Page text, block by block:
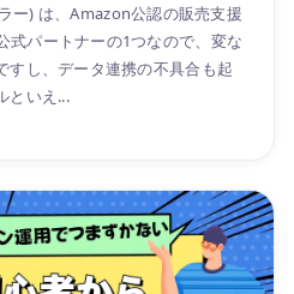
ー) は、Amazon公認の販売支援
式パートナーの1つなので、変な
すし、データ連携の不具合も起
といえ...